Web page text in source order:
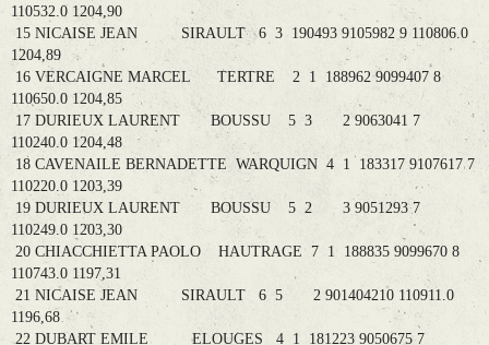
110532.0 1204,90
15 NICAISE JEAN SIRAULT 6 3 190493 9105982 9 110806.0
1204,89
16 VERCAIGNE MARCEL TERTRE 2 1 188962 9099407 8
110650.0 1204,85
17 DURIEUX LAURENT BOUSSU 5 3 2 9063041 7
110240.0 1204,48
18 CAVENAILE BERNADETTE WARQUIGN 4 1 183317 9107617 7
110220.0 1203,39
19 DURIEUX LAURENT BOUSSU 5 2 3 9051293 7
110249.0 1203,30
20 CHIACCHIETTA PAOLO HAUTRAGE 7 1 188835 9099670 8
110743.0 1197,31
21 NICAISE JEAN SIRAULT 6 5 2 901404210 110911.0
1196,68
22 DUBART EMILE ELOUGES 4 1 181223 9050675 7